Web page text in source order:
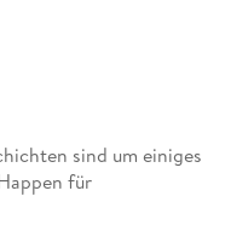
sind um einiges
für